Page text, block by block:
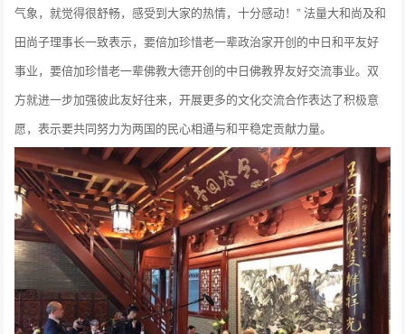
气象，就觉得很舒畅，感受到大家的热情，十分感动！” 法量大和尚及和
田尚子理事长一致表示，要倍加珍惜老一辈政治家开创的中日和平友好
事业，要倍加珍惜老一辈佛教大德开创的中日佛教界友好交流事业。双
方就进一步加强彼此友好往来，开展更多的文化交流合作表达了积极意
愿，表示要共同努力为两国的民心相通与和平稳定贡献力量。